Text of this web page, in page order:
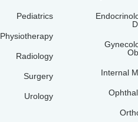
Internal
Pediatrics
Physiotherapy
Radiology
Surgery
Urology